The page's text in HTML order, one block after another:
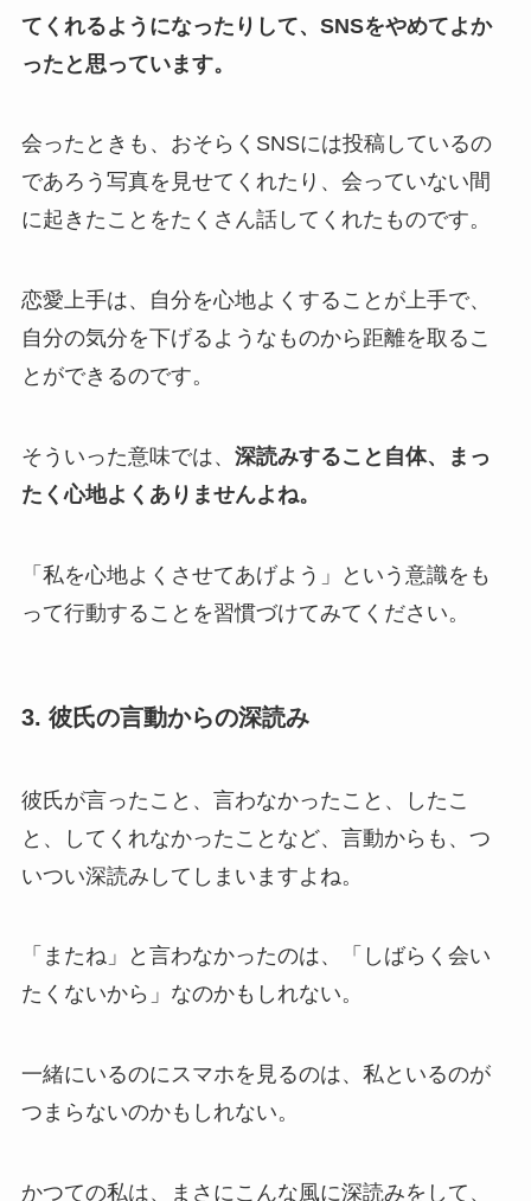
てくれるようになったりして、SNSをやめてよか
ったと思っています。
会ったときも、おそらくSNSには投稿しているの
であろう写真を見せてくれたり、会っていない間
に起きたことをたくさん話してくれたものです。
恋愛上手は、自分を心地よくすることが上手で、
自分の気分を下げるようなものから距離を取るこ
とができるのです。
そういった意味では、 深読みすること自体、まっ
たく心地よくありませんよね。
「私を心地よくさせてあげよう」という意識をも
って行動することを習慣づけてみてください。
3. 彼氏の言動からの深読み
彼氏が言ったこと、言わなかったこと、したこ
と、してくれなかったことなど、言動からも、つ
いつい深読みしてしまいますよね。
「またね」と言わなかったのは、「しばらく会い
たくないから」なのかもしれない。
一緒にいるのにスマホを見るのは、私といるのが
つまらないのかもしれない。
かつての私は、まさにこんな風に深読みをして、